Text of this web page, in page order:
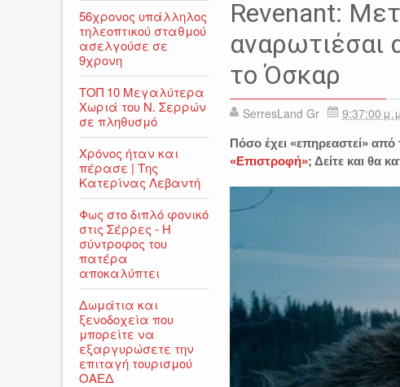
The Revenant
Revenant:
αναρωτιέσαι
το Όσκαρ
SerresLand Gr 9:37:00
Πόσο έχει «επηρεαστεί» από
«Επιστροφή»; Δείτε και θα
56χρονος υπάλληλος
τηλεοπτικού σταθμού
ασελγούσε σε
9χρονη
ΤΟΠ 10 Μεγαλύτερα
Χωριά του Ν. Σερρών
σε πληθυσμό
Χρόνος ήταν και
πέρασε | Της
Κατερίνας Λεβαντή
Φως στο διπλό φονικό
στις Σέρρες - Η
σύντροφος του
πατέρα
αποκαλύπτει
Δωμάτια και
ξενοδοχεία που
μπορείτε να
εξαργυρώσετε την
επιταγή τουρισμού
ΟΑΕΔ